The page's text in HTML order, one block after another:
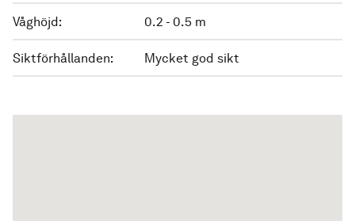
Våghöjd: 0.2 - 0.5 m
Siktförhållanden: Mycket god sikt